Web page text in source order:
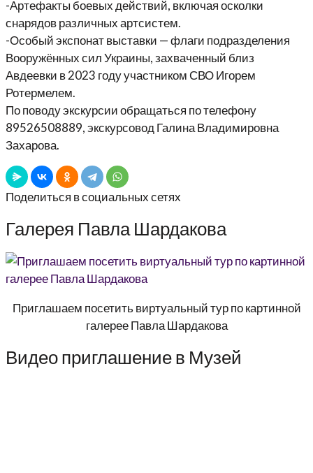
-Артефакты боевых действий, включая осколки
снарядов различных артсистем.
-Особый экспонат выставки — флаги подразделения
Вооружённых сил Украины, захваченный близ
Авдеевки в 2023 году участником СВО Игорем
Ротермелем.
По поводу экскурсии обращаться по телефону
89526508889, экскурсовод Галина Владимировна
Захарова.
Поделиться в социальных сетях
Галерея Павла Шардакова
Приглашаем посетить виртуальный тур по картинной
галерее Павла Шардакова
Видео приглашение в Музей